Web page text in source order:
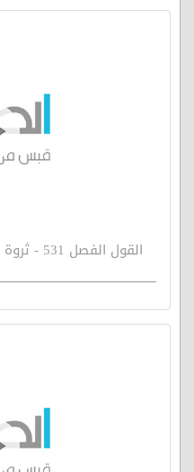
القول الفصل 531 - ثروة عظيمة للعالم الإسلامي